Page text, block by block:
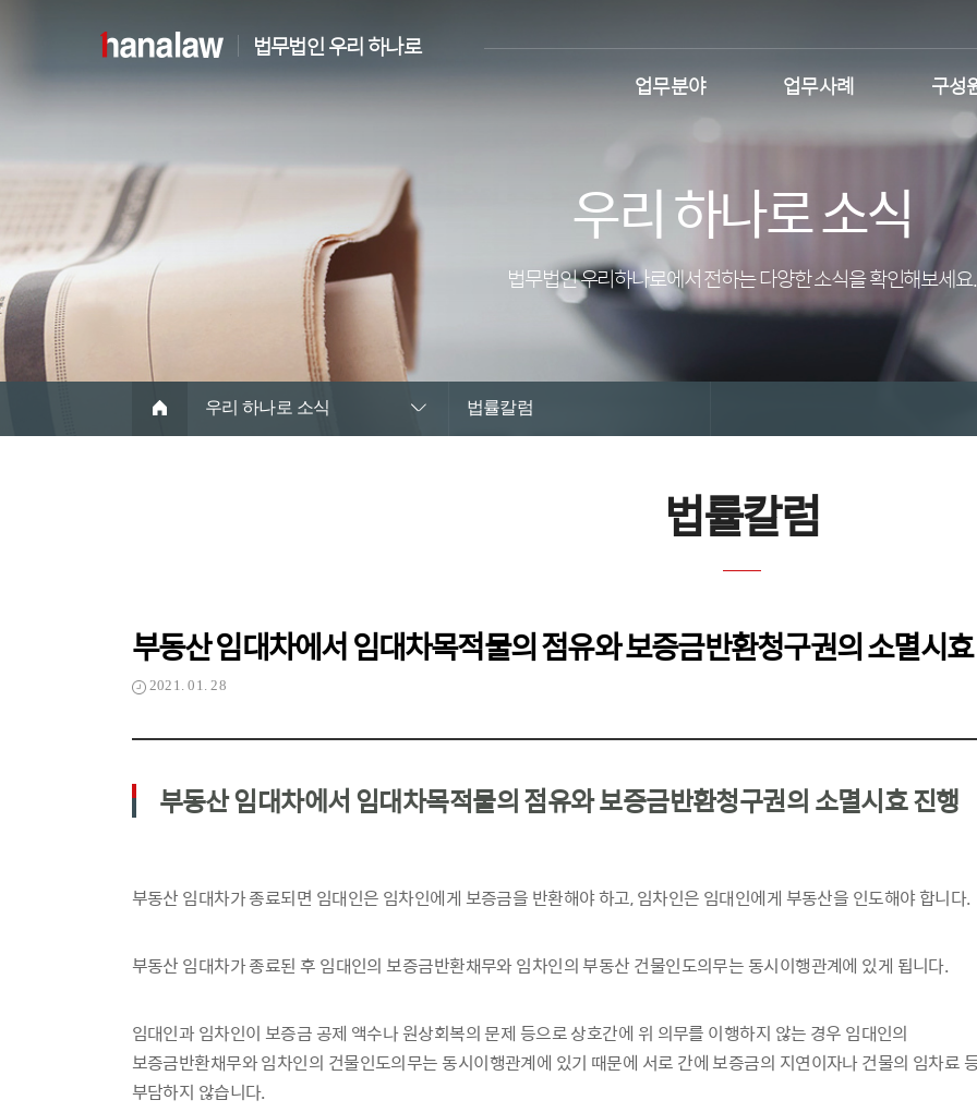
법무법인 우리 하나로
업무분야 업무사례 구성
우리 하나로 소식
법무법인 우리하나로에서 전하는 다양한 소식을 확인해보세요.
우리 하나로 소식 법률칼럼
법률칼럼
부동산 임대차에서 임대차목적물의 점유와 보증금반환청구권의 소멸시
2021. 01. 28
부동산 임대차에서 임대차목적물의 점유와 보증금반환청구권의 소멸시효 진행
부동산 임대차가 종료되면 임대인은 임차인에게 보증금을 반환해야 하고, 임차인은 임대인에게 부동산을 인도해야 합니다.
부동산 임대차가 종료된 후 임대인의 보증금반환채무와 임차인의 부동산 건물인도의무는 동시이행관계에 있게 됩니다.
임대인과 임차인이 보증금 공제 액수나 원상회복의 문제 등으로 상호간에 위 의무를 이행하지 않는 경우 임대인의
보증금반환채무와 임차인의 건물인도의무는 동시이행관계에 있기 때문에 서로 간에 보증금의 지연이자나 건물의 임차료
부담하지 않습니다.